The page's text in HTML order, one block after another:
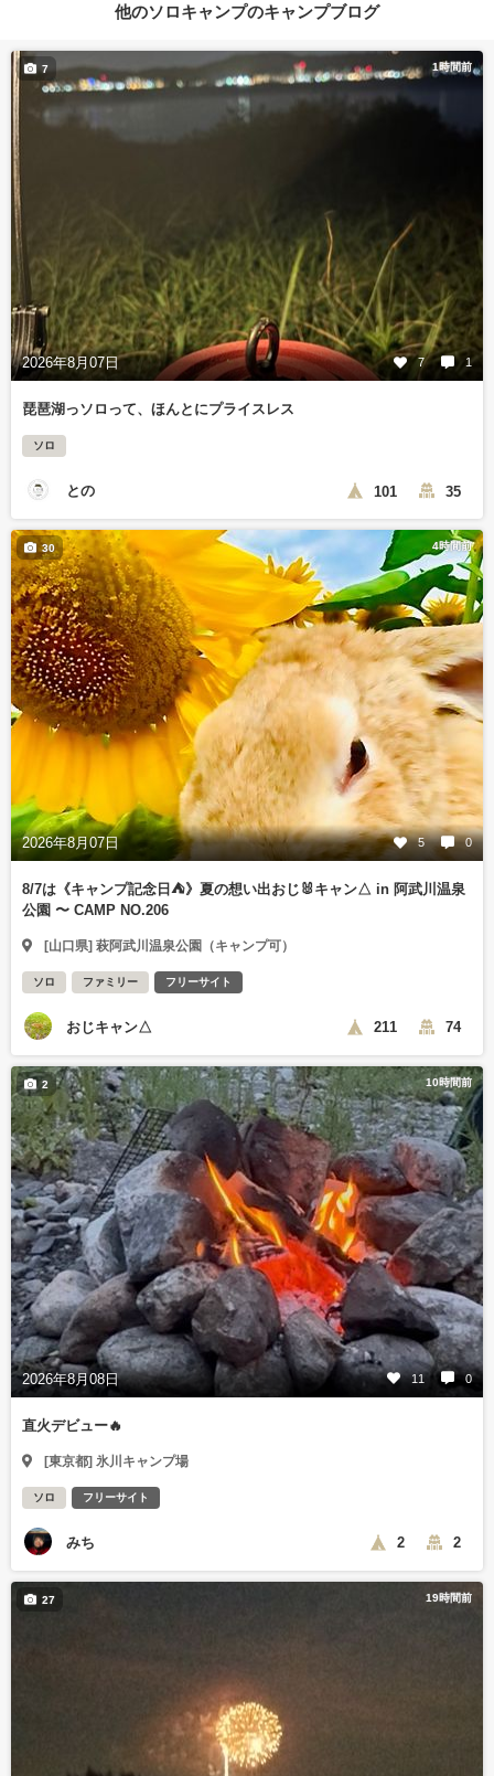
他のソロキャンプのキャンプブログ
1時間前
2026年8月07日 7 1
7
琵琶湖っソロって、ほんとにプライスレス
ソロ
との 101 35
4時間前
2026年8月07日 5 0
30
8/7は《キャンプ記念日⛺️》夏の想い出おじ🐰キャン△ in 阿武川温泉
公園 〜 CAMP NO.206
[山口県] 萩阿武川温泉公園（キャンプ可）
ソロ ファミリー フリーサイト
おじキャン△ 211 74
10時間前
2026年8月08日 11 0
2
直火デビュー🔥
[東京都] 氷川キャンプ場
ソロ フリーサイト
みち 2 2
19時間前
27